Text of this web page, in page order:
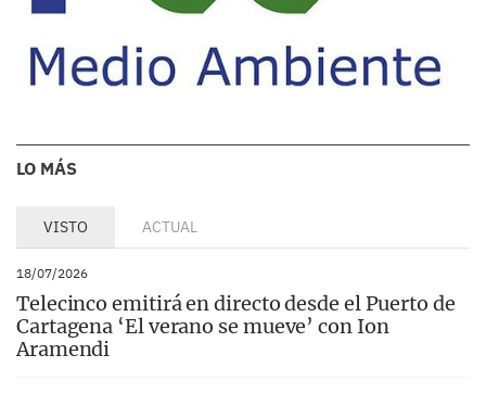
LO MÁS
VISTO ACTUAL
18/07/2026
Telecinco emitirá en directo desde el Puerto de
Cartagena ‘El verano se mueve’ con Ion
Aramendi